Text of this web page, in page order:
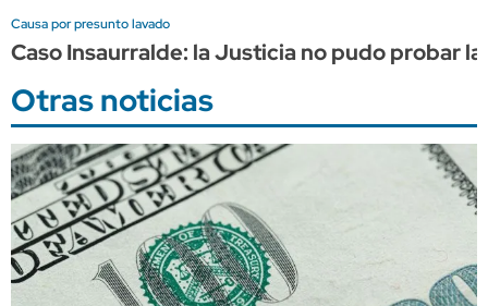
Causa por presunto lavado
Caso Insaurralde: la Justicia no pudo probar
Otras noticias